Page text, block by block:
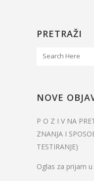
PRETRAŽI
NOVE
P O Z I V NA
ZNANJA I
TESTIRANJE)
Oglas za prijam